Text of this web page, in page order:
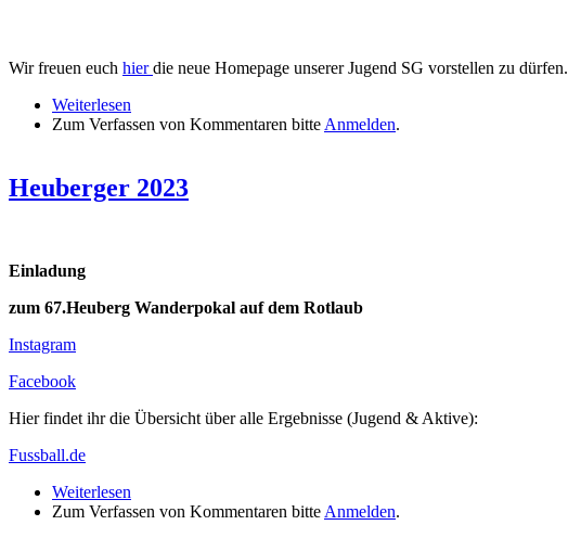
Wir freuen euch hierdie neue Homepage unserer Jugend SG vorstellen zu dürfen.
Weiterlesen
Zum Verfassen von Kommentaren bitte Anmelden.
Heuberger 2023
Einladung
zum 67.Heuberg Wanderpokal auf dem Rotlaub
Instagram
Facebook
Hier findet ihr die Übersicht über alle Ergebnisse (Jugend & Aktive):
Fussball.de
Weiterlesen
Zum Verfassen von Kommentaren bitte Anmelden.